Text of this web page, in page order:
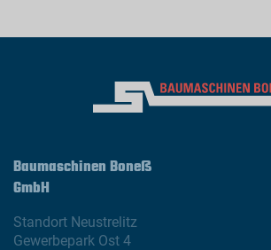
Baumaschinen Boneß
GmbH
Standort Neustrelitz
Gewerbepark Ost 4